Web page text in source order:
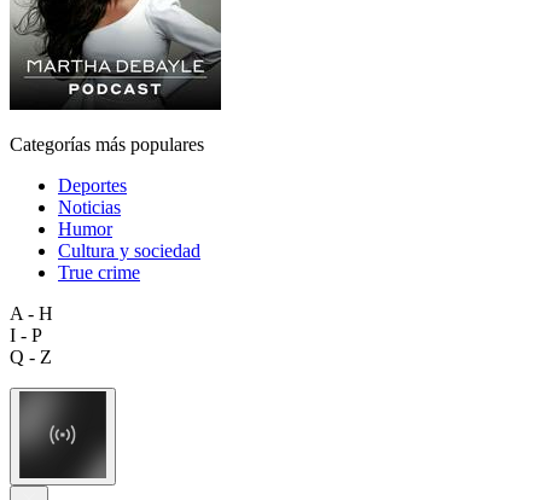
Categorías más populares
Deportes
Noticias
Humor
Cultura y sociedad
True crime
A - H
I - P
Q - Z